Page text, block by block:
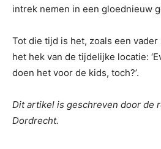
intrek nemen in een gloednieuw
Tot die tijd is het, zoals een
het hek van de tijdelijke locatie:
doen het voor de kids, toch?’.
Dit artikel is geschreven door de
Dordrecht.